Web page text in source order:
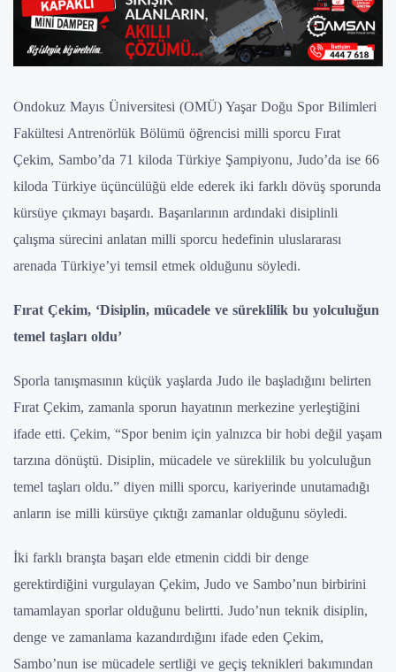
Ondokuz Mayıs Üniversitesi (OMÜ) Yaşar Doğu Spor Bilimleri
Fakültesi Antrenörlük Bölümü öğrencisi milli sporcu Fırat
Çekim, Sambo’da 71 kiloda Türkiye Şampiyonu, Judo’da ise 66
kiloda Türkiye üçüncülüğü elde ederek iki farklı dövüş sporunda
kürsüye çıkmayı başardı. Başarılarının ardındaki disiplinli
çalışma sürecini anlatan milli sporcu hedefinin uluslararası
arenada Türkiye’yi temsil etmek olduğunu söyledi.
Fırat Çekim, ‘Disiplin, mücadele ve süreklilik bu yolculuğun
temel taşları oldu’
Sporla tanışmasının küçük yaşlarda Judo ile başladığını belirten
Fırat Çekim, zamanla sporun hayatının merkezine yerleştiğini
ifade etti. Çekim, “Spor benim için yalnızca bir hobi değil yaşam
tarzına dönüştü. Disiplin, mücadele ve süreklilik bu yolculuğun
temel taşları oldu.” diyen milli sporcu, kariyerinde unutamadığı
anların ise milli kürsüye çıktığı zamanlar olduğunu söyledi.
İki farklı branşta başarı elde etmenin ciddi bir denge
gerektirdiğini vurgulayan Çekim, Judo ve Sambo’nun birbirini
tamamlayan sporlar olduğunu belirtti. Judo’nun teknik disiplin,
denge ve zamanlama kazandırdığını ifade eden Çekim,
Sambo’nun ise mücadele sertliği ve geçiş teknikleri bakımından